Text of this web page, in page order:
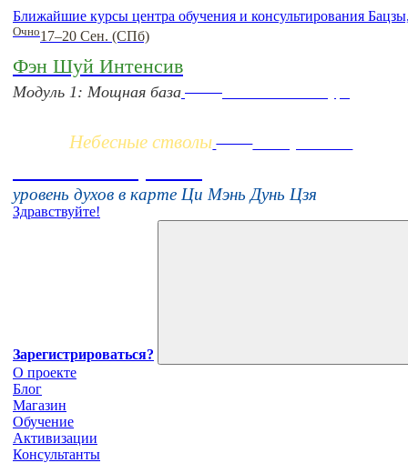
Ближайшие курсы центра обучения и консультирования
Очно17–20 Сен. (СПб)
Фэн Шуй Интенсив
Модуль 1: Мощная база
Небесные стволы 16 августа 11:00
уровень духов в карте Ци Мэнь Дунь Цзя
Здравствуйте!
Зарегистрироваться?
О проекте
Блог
Магазин
Обучение
Активизации
Консультанты